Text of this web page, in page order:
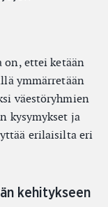
on, ettei ketään
ymmärretään
väestöryhmien
kysymykset ja
erilaisilta eri
kehitykseen